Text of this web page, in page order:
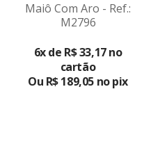
Maiô Com Aro - Ref.:
M2796
6x de R$ 33,17 no
cartão
Ou R$ 189,05 no pix
VER
PRODUTO